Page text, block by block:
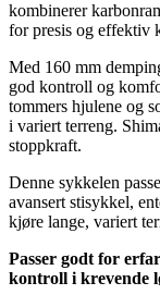
kombinerer
for presis og effektiv
Med 160 mm
god kontroll og
tommers hjulene og
i variert terreng.
stoppkraft.
Denne sykkelen
avansert stisykkel,
kjøre lange, variert
Passer godt for
kontroll i krevende